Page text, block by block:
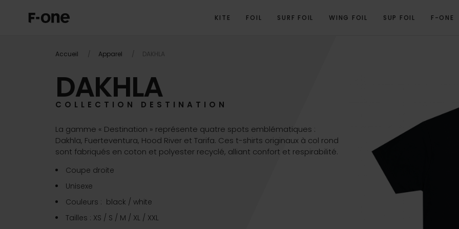
KITE FOIL SURF FOIL WING FOIL SUP FOIL F-ONE
Accueil Apparel DAKHLA
OVERVIEW GALERIE PRODUITS ASSOCIÉS
DAKHLA
COLLECTION DESTINATION
La gamme « Destination » représente quatre spots emblématiques :
Dakhla, Fuerteventura, Hood River et Tarifa. Ces t-shirts originaux à col rond
sont fabriqués en coton et polyester recyclé, alliant confort et respirabilité.
Coupe droite
Unisexe
Couleurs : black / white
Tailles : XS / S / M / XL / XXL